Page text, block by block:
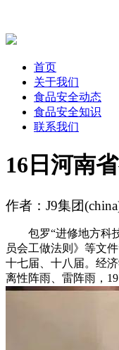
首页
关于我们
食品安全动态
食品安全知识
联系我们
16日河南
作者：J9集团
包罗“进修地方科技
员会工做法则》等文
十七届、十八届。经
离性阵雨、雷阵雨，